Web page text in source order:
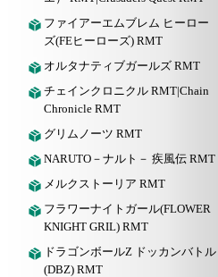
ファイアーエムブレム ヒーロー
ズ(FEヒーローズ) RMT
オルタナティブガールズ RMT
チェインクロニクル RMT|Chain
Chronicle RMT
グリムノーツ RMT
NARUTO－ナルト－ 疾風伝 RMT
メルクストーリア RMT
フラワーナイトガール(FLOWER
KNIGHT GRIL) RMT
ドラゴンボールZ ドッカンバトル
(DBZ) RMT